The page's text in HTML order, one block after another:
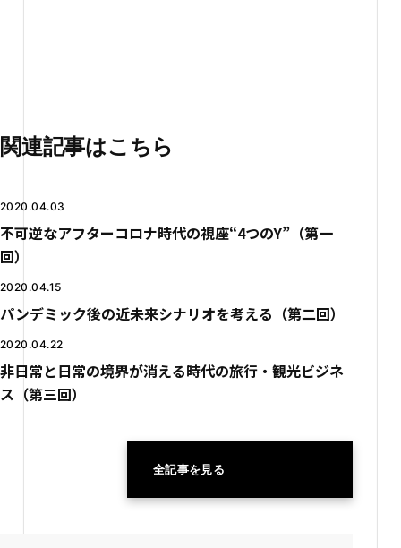
関連記事はこちら
2020.04.03
不可逆なアフターコロナ時代の視座“4つのY”（第一
回）
2020.04.15
パンデミック後の近未来シナリオを考える（第二回）
2020.04.22
非日常と日常の境界が消える時代の旅行・観光ビジネ
ス（第三回）
全記事を見る